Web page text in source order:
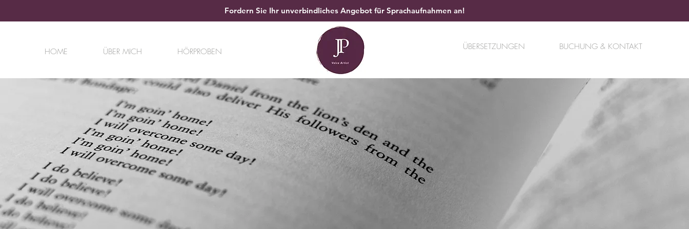
Fordern Sie Ihr unverbindliches Angebot für Sprachaufnahmen an!
HOME ÜBER MICH HÖRPROBEN ÜBERSETZUNGEN BUCHUNG & KONTAKT